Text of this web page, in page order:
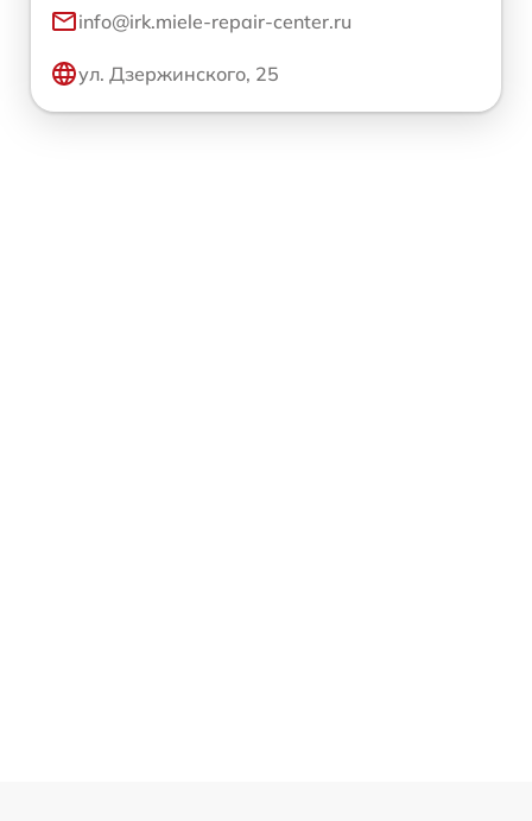
info@irk.miele-repair-center.ru
ул. Дзержинского, 25